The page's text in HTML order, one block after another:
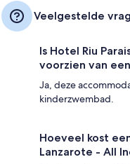
Veelgestelde
Is Hotel Riu
voorzien van
Ja, deze
kinderzwembad.
Hoeveel kost
Lanzarote - All